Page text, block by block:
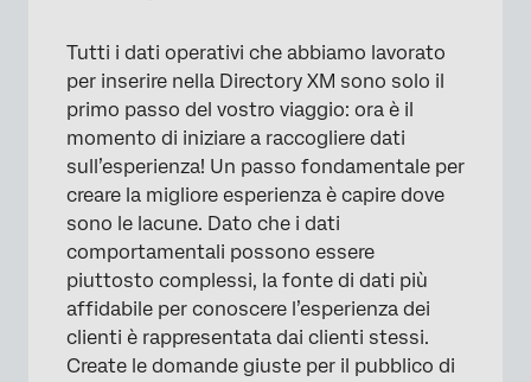
Tutti i dati operativi che abbiamo lavorato
per inserire nella Directory XM sono solo il
primo passo del vostro viaggio: ora è il
momento di iniziare a raccogliere dati
sull’esperienza! Un passo fondamentale per
creare la migliore esperienza è capire dove
sono le lacune. Dato che i dati
comportamentali possono essere
piuttosto complessi, la fonte di dati più
affidabile per conoscere l’esperienza dei
clienti è rappresentata dai clienti stessi.
Create le domande giuste per il pubblico di